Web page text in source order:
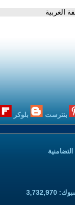
الغربية
بنترست بلوكر